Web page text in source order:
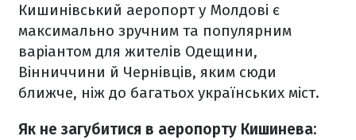
Кишинівський аеропорт у Молдові є
максимально зручним та популярним
варіантом для жителів Одещини,
Вінниччини й Чернівців, яким сюди
ближче, ніж до багатьох українських міст.
Як не загубитися в аеропорту Кишинева: